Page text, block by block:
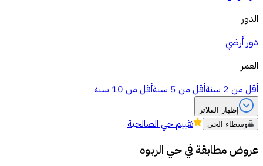
الدور
دور أرضي
العمر
أقل من 2 سنة
أقل من 5 سنة أقل من 10 سنة
إظهار الفلاتر
وسطاء الحي
تقييمحي الصالحية
عروض مطابقة فيحي الربوه